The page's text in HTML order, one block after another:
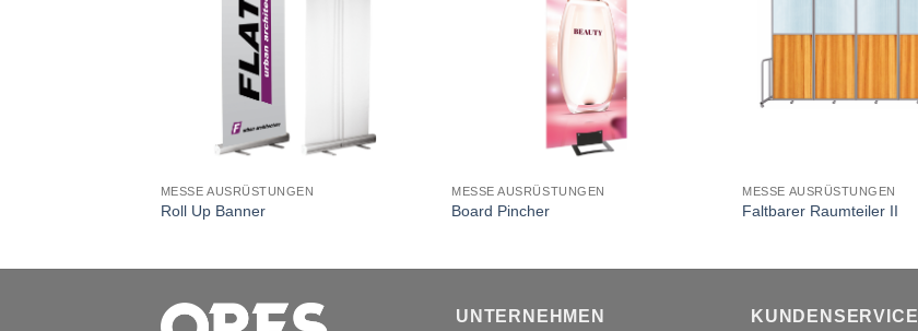
MESSE AUSRÜSTUNGEN
Roll Up Banner
MESSE AUSRÜSTUNGEN
Board Pincher
MESSE AUSRÜSTUNGEN
Faltbarer Raumteiler II
UNTERNEHMEN KUNDENSERVICE